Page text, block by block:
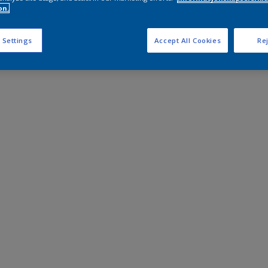
Settings Accept All Cookies